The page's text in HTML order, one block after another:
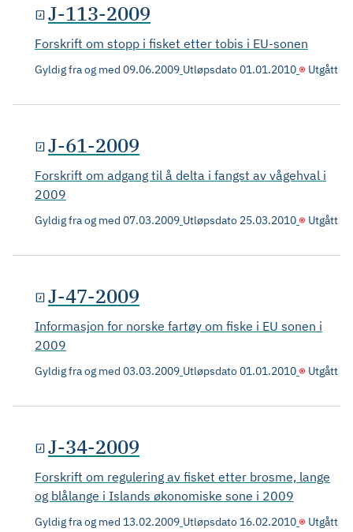
J-113-2009
Forskrift om stopp i fisket etter tobis i EU-sonen
Gyldig fra og med 09.06.2009 Utløpsdato01.01.2010 Utgått
J-61-2009
Forskrift om adgang til å delta i fangst av vågehval i
2009
Gyldig fra og med 07.03.2009 Utløpsdato 25.03.2010 Utgått
J-47-2009
Informasjon for norske fartøy om fiske i EU sonen i
2009
Gyldig fra og med 03.03.2009 Utløpsdato01.01.2010 Utgått
J-34-2009
Forskrift om regulering av fisket etter brosme, lange
og blålange i Islands økonomiske sone i 2009
Gyldig fra og med 13.02.2009 Utløpsdato 16.02.2010 Utgått